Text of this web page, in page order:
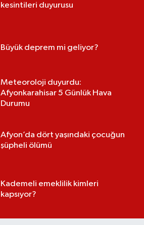
kesintileri duyurusu
Büyük deprem mi geliyor?
Meteoroloji duyurdu:
Afyonkarahisar 5 Günlük Hava
Durumu
Afyon’da dört yaşındaki çocuğun
şüpheli ölümü
Kademeli emeklilik kimleri
kapsıyor?